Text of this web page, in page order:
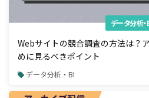
データ分析・
Webサイトの競合調査の方法は？
めに見るべきポイント
データ分析・BI